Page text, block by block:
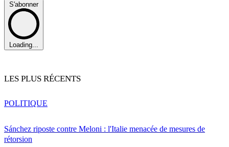
S'abonner
Loading...
LES PLUS RÉCENTS
Sánchez riposte contre Meloni : l'Italie menacée de mesures de
rétorsion
POLITIQUE